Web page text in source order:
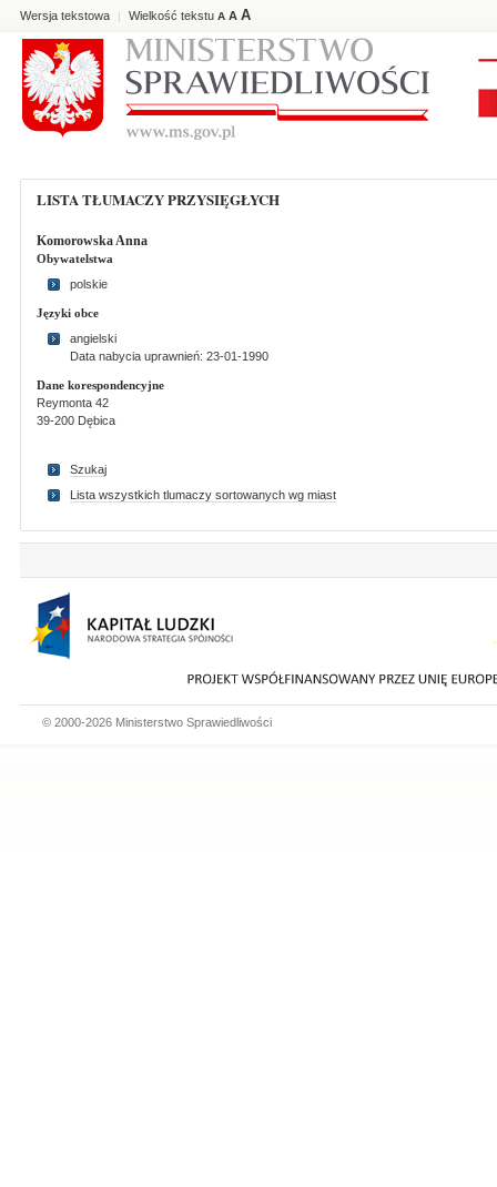
Wersja tekstowa | Wielkość tekstu A A A
LISTA TŁUMACZY PRZYSIĘGŁYCH
Komorowska Anna
Obywatelstwa
polskie
Języki obce
angielski
Data nabycia uprawnień: 23-01-1990
Dane korespondencyjne
Reymonta 42
39-200 Dębica
Szukaj
Lista wszystkich tlumaczy sortowanych wg miast
© 2000-2026 Ministerstwo Sprawiedliwości